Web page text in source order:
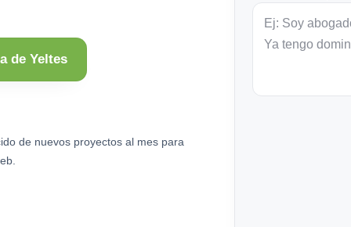
de Yeltes
de nuevos proyectos al mes para